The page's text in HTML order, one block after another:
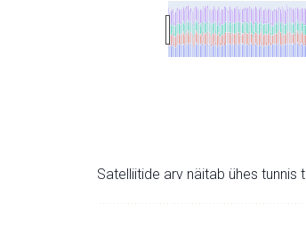
Satelliitide arv näitab ühes tunnis